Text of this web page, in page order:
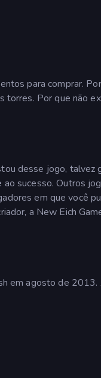
para comprar.
torres. Por que não
desse jogo, talvez
sucesso. Outros
em que você
a New Eich
em agosto de